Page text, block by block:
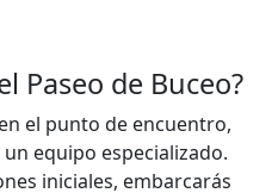
Paseo de Buceo?
el punto de encuentro,
equipo especializado.
iniciales, embarcarás